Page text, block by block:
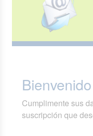
Bienvenido
Cumplimente sus
suscripción que